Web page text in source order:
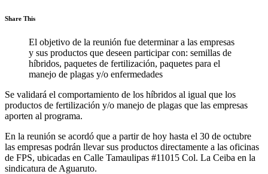
Share This
El objetivo de la reunión fue determinar a las empresas
y sus productos que deseen participar con: semillas de
híbridos, paquetes de fertilización, paquetes para el
manejo de plagas y/o enfermedades
Se validará el comportamiento de los híbridos al igual que los
productos de fertilización y/o manejo de plagas que las empresas
aporten al programa.
En la reunión se acordó que a partir de hoy hasta el 30 de octubre
las empresas podrán llevar sus productos directamente a las oficinas
de FPS, ubicadas en Calle Tamaulipas #11015 Col. La Ceiba en la
sindicatura de Aguaruto.